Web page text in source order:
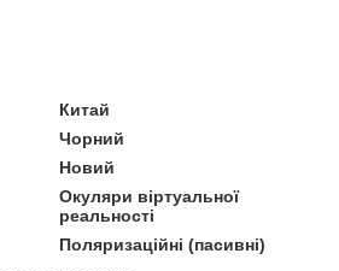
Китай
Чорний
Новий
Окуляри віртуальної
реальності
Поляризаційні (пасивні)